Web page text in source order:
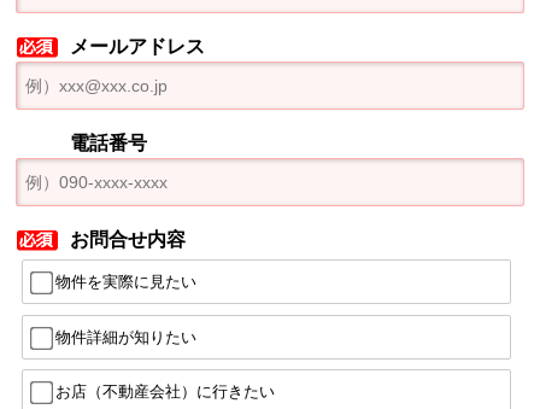
メールアドレス
電話番号
お問合せ内容
物件を実際に見たい
物件詳細が知りたい
お店（不動産会社）に行きたい